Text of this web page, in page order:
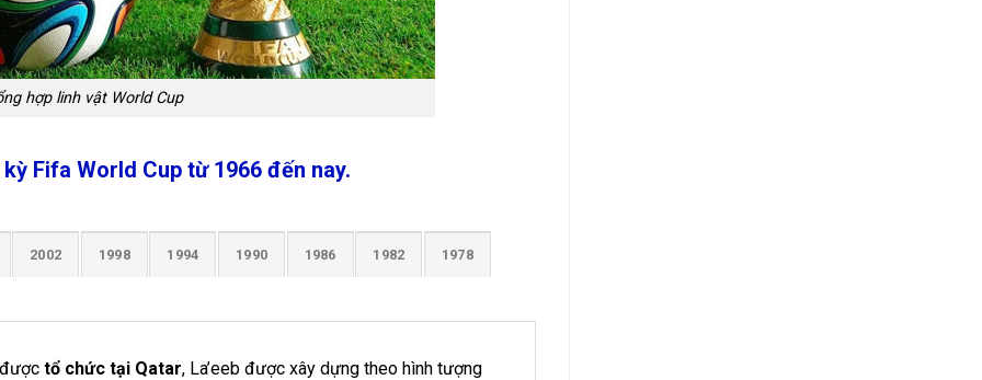
hợp linh vật World Cup
Fifa World Cup từ 1966 đến nay.
2002 1998 1994 1990 1986 1982 1978
tổ chức tại Qatar, La’eeb được xây dựng theo hình tượng